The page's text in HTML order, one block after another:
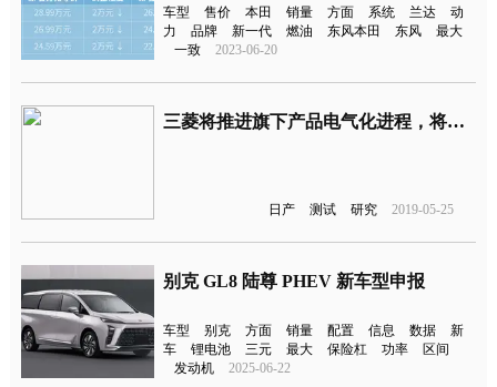
车型 售价 本田 销量 方面 系统 兰达
动
力
品牌 新一代 燃油 东风本田 东风
最大
一致
2023-06-20
三菱将推进旗下产品电气化进程，将推出新欧蓝德PHEV/奕歌PHEV等插电车型
日产 测试 研究 2019-05-25
别克 GL8 陆尊 PHEV 新车型申报
车型 别克 方面 销量 配置 信息 数据
新
车
锂电池 三元 最大 保险杠 功率
区间
发动机
2025-06-22